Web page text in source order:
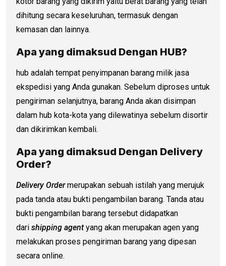
dihitung secara keseluruhan, termasuk dengan
kemasan dan lainnya.
Apa yang dimaksud Dengan HUB?
hub adalah tempat penyimpanan barang milik jasa
ekspedisi yang Anda gunakan. Sebelum diproses untuk
pengiriman selanjutnya, barang Anda akan disimpan
dalam hub kota-kota yang dilewatinya sebelum disortir
dan dikirimkan kembali.
Apa yang dimaksud Dengan Delivery
Order?
Delivery Ordermerupakan sebuah istilah yang merujuk
pada tanda atau bukti pengambilan barang. Tanda atau
bukti pengambilan barang tersebut didapatkan
dari shipping agentyang akan merupakan agen yang
melakukan proses pengiriman barang yang dipesan
secara online.